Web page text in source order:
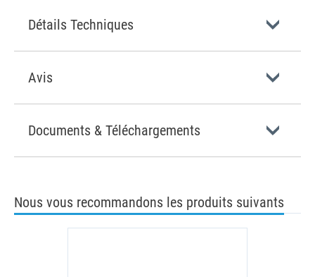
Détails Techniques
Avis
Documents & Téléchargements
Nous vous recommandons les produits suivants